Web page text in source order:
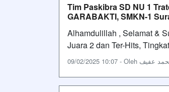
Tim Paskibra SD NU 1
GARABAKTI, SMKN-1
Alhamdulillah , Selamat &
Juara 2 dan Ter-Hits,